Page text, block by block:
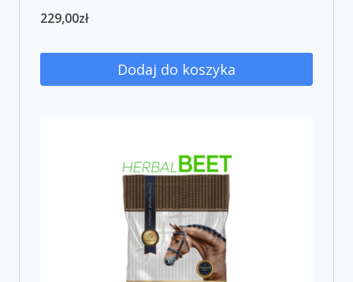
229,00zł
Dodaj do koszyka